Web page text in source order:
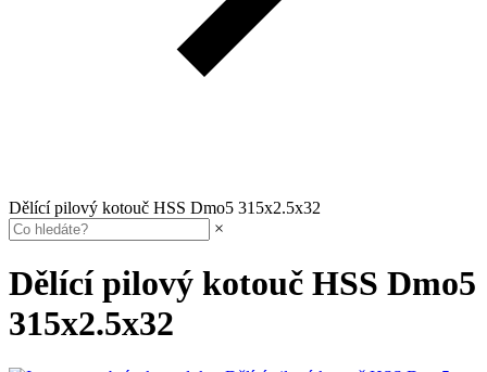
Dělící pilový kotouč HSS Dmo5 315x2.5x32
×
Dělící pilový kotouč HSS Dmo5
315x2.5x32